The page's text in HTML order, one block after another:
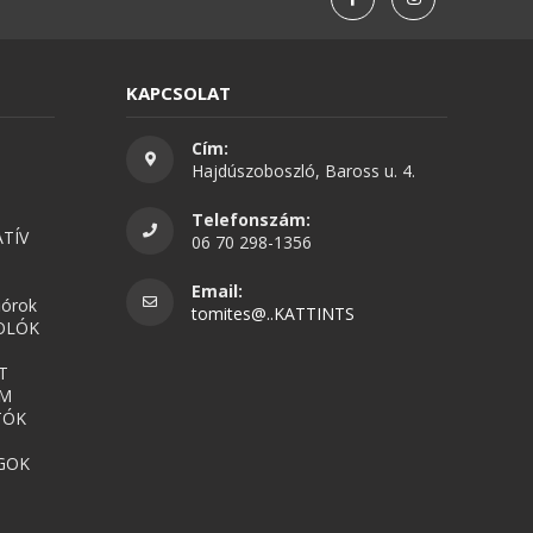
KAPCSOLAT
Cím:
Hajdúszoboszló, Baross u. 4.
Telefonszám:
06 70 298-1356
Email:
tomites@..KATTINTS